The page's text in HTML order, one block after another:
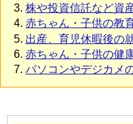
株や投資信託など資
赤ちゃん・子供の教
出産、育児休暇後の
赤ちゃん・子供の健
パソコンやデジカメ